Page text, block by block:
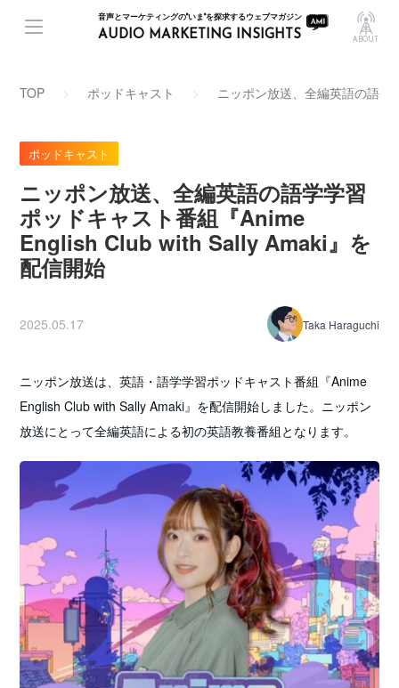
音声とマーケティングの"いま"を探求するウェブマガジン
AUDIO MARKETING INSIGHTS ABOUT
TOP ポッドキャスト ニッポン放送、全編英語の語
ポッドキャスト
ニッポン放送、全編英語の語学学習
ポッドキャスト番組『Anime
English Club with Sally Amaki』を
配信開始
2025.05.17 Taka Haraguchi
ニッポン放送は、英語・語学学習ポッドキャスト番組『Anime
English Club with Sally Amaki』を配信開始しました。ニッポン
放送にとって全編英語による初の英語教養番組となります。